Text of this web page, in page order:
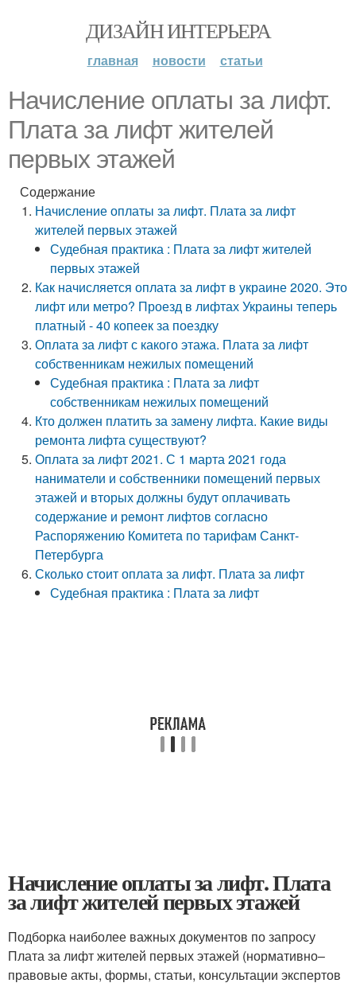
ДИЗАЙН ИНТЕРЬЕРА
главная новости статьи
Начисление оплаты за лифт.
Плата за лифт жителей
первых этажей
Содержание
Начисление оплаты за лифт. Плата за лифт
жителей первых этажей
Судебная практика : Плата за лифт жителей
первых этажей
Как начисляется оплата за лифт в украине 2020. Это
лифт или метро? Проезд в лифтах Украины теперь
платный - 40 копеек за поездку
Оплата за лифт с какого этажа. Плата за лифт
собственникам нежилых помещений
Судебная практика : Плата за лифт
собственникам нежилых помещений
Кто должен платить за замену лифта. Какие виды
ремонта лифта существуют?
Оплата за лифт 2021. С 1 марта 2021 года
наниматели и собственники помещений первых
этажей и вторых должны будут оплачивать
содержание и ремонт лифтов согласно
Распоряжению Комитета по тарифам Санкт-
Петербурга
Сколько стоит оплата за лифт. Плата за лифт
Судебная практика : Плата за лифт
Начисление оплаты за лифт. Плата
за лифт жителей первых этажей
Подборка наиболее важных документов по запросу
Плата за лифт жителей первых этажей (нормативно–
правовые акты, формы, статьи, консультации экспертов